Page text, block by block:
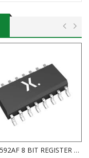
74HC592AF 8 BIT REGISTER BINARY COUNTER CMS